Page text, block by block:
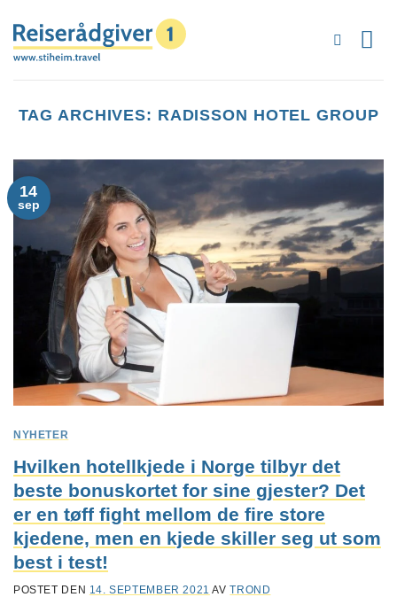
content
TAG ARCHIVES: RADISSON HOTEL GROUP
14
sep
NYHETER
Hvilken hotellkjede i Norge tilbyr det
beste bonuskortet for sine gjester? Det
er en tøff fight mellom de fire store
kjedene, men en kjede skiller seg ut som
best i test!
POSTET DEN 14. SEPTEMBER 2021 AVTROND